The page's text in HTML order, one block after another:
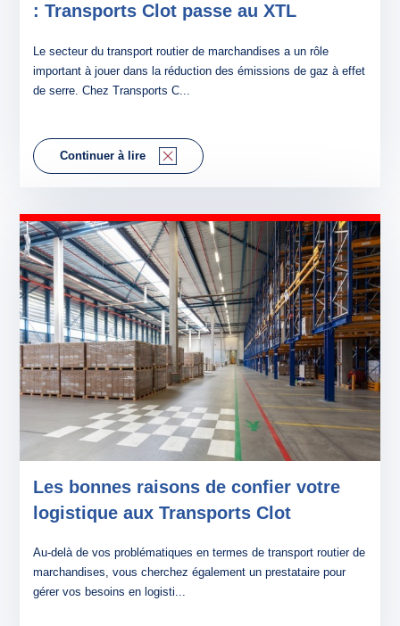
: Transports Clot passe au XTL
Le secteur du transport routier de marchandises a un rôle
important à jouer dans la réduction des émissions de gaz à effet
de serre. Chez Transports C...
Continuer à lire
Les bonnes raisons de confier votre
logistique aux Transports Clot
Au-delà de vos problématiques en termes de transport routier de
marchandises, vous cherchez également un prestataire pour
gérer vos besoins en logisti...